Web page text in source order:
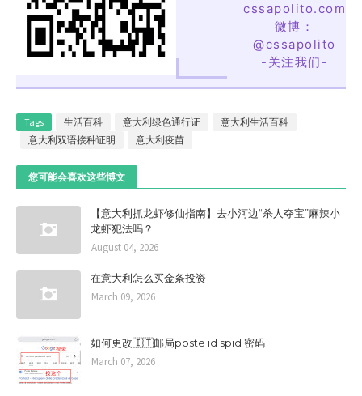
cssapolito.com
微博：
@cssapolito
-关注我们-
Tags 生活百科 意大利绿色通行证
意大利生活百科
意大利双语接种证明
意大利疫苗
您可能会喜欢这些博文
【意大利抓龙虾修仙指南】去小河边“杀人夺宝”麻辣小
龙虾犯法吗？
August 04, 2026
在意大利怎么买金条投资
March 09, 2026
如何更改🇮🇹邮局poste id spid 密码
March 07, 2026